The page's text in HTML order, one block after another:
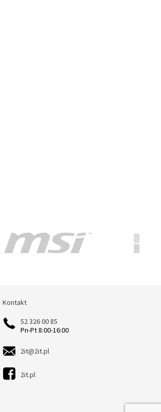
Kontakt
Kontakt
52 326 00 85
Pn-Pt 8:00-16:00
2it@2it.pl
2it.pl